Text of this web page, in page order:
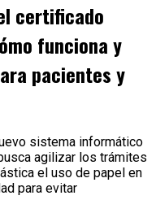
certificado
funciona y
pacientes y
sistema informático
agilizar los trámites
el uso de papel en
para evitar